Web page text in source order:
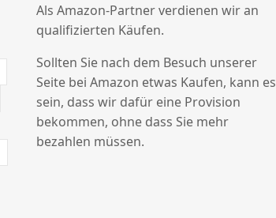
Als Amazon-Partner verdienen wir an
qualifizierten Käufen.
Sollten Sie nach dem Besuch unserer
Seite bei Amazon etwas Kaufen, kann es
sein, dass wir dafür eine Provision
bekommen, ohne dass Sie mehr
bezahlen müssen.